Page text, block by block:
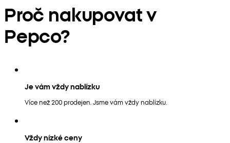
Proč nakupovat v
Pepco?
Je vám vždy nablízku
Více než 200 prodejen. Jsme vám vždy nablízku.
Vždy nízké ceny